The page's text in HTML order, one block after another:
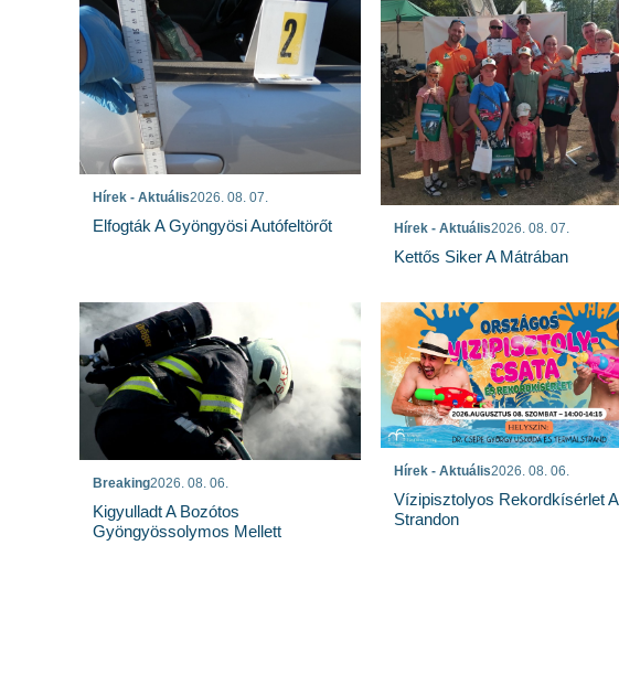
Hírek - Aktuális2026. 08. 07.
Elfogták A Gyöngyösi Autófeltörőt Hírek - Aktuális2026. 08. 07.
Kettős Siker A Mátrában
Breaking2026. 08. 06.
Kigyulladt A Bozótos
Gyöngyössolymos Mellett
Hírek - Aktuális2026. 08. 06.
Vízipisztolyos Rekordkísérlet A
Strandon